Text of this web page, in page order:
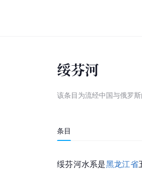
绥芬河
该条目为流经中国与俄罗
条目
绥芬河水系是黑龙江省